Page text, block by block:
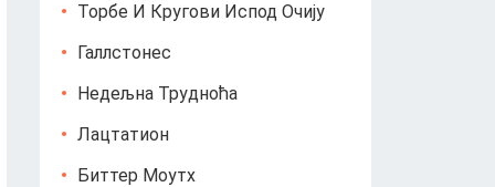
Торбе И Кругови Испод Очију
Галлстонес
Недељна Трудноћа
Лацтатион
Биттер Моутх